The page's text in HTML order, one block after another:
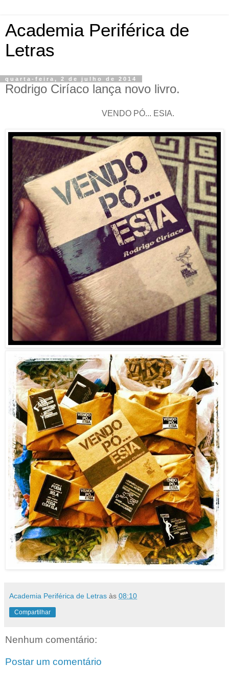
Academia Periférica de
Letras
quarta-feira, 2 de julho de 2014
Rodrigo Ciríaco lança novo livro.
VENDO PÓ... ESIA.
Academia Periférica de Letras às 08:10
Compartilhar
Nenhum comentário:
Postar um comentário